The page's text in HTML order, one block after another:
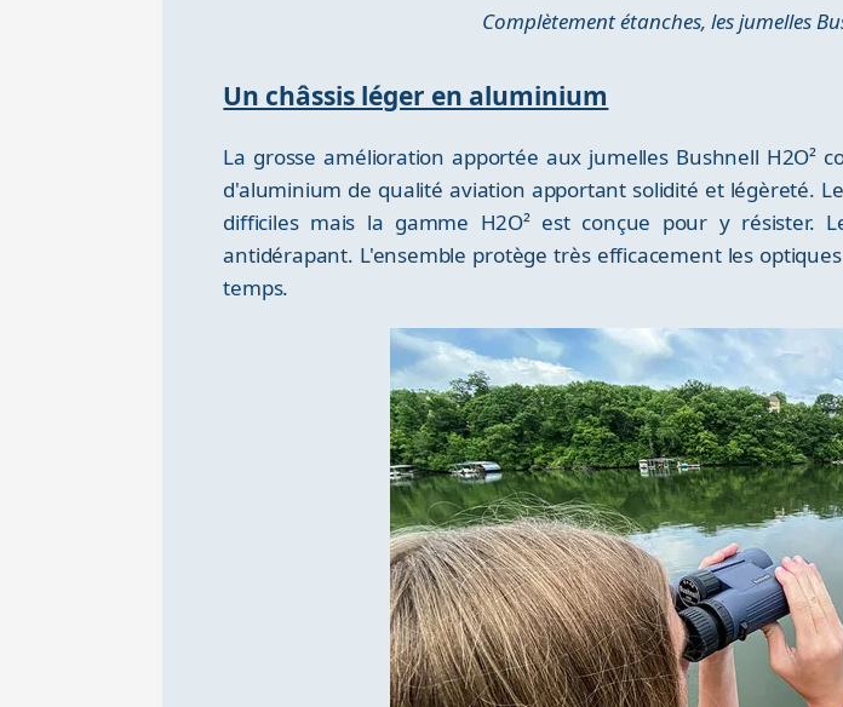
Complètement étanches, les jumelles
Un châssis léger en aluminium
La grosse amélioration apportée aux jumelles Bushnell H2O²
d'aluminium de qualité aviation apportant solidité et légèreté.
difficiles mais la gamme H2O² est conçue pour y résister.
antidérapant. L'ensemble protège très efficacement les
temps.